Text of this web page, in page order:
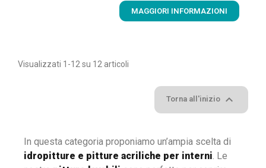
MAGGIORI INFORMAZIONI
Visualizzati 1-12 su 12 articoli
Torna all'inizio 
In questa categoria proponiamo un’ampia scelta di
idropitture e pitture acriliche per interni. Le